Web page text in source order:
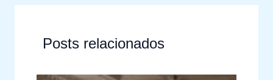
Posts relacionados